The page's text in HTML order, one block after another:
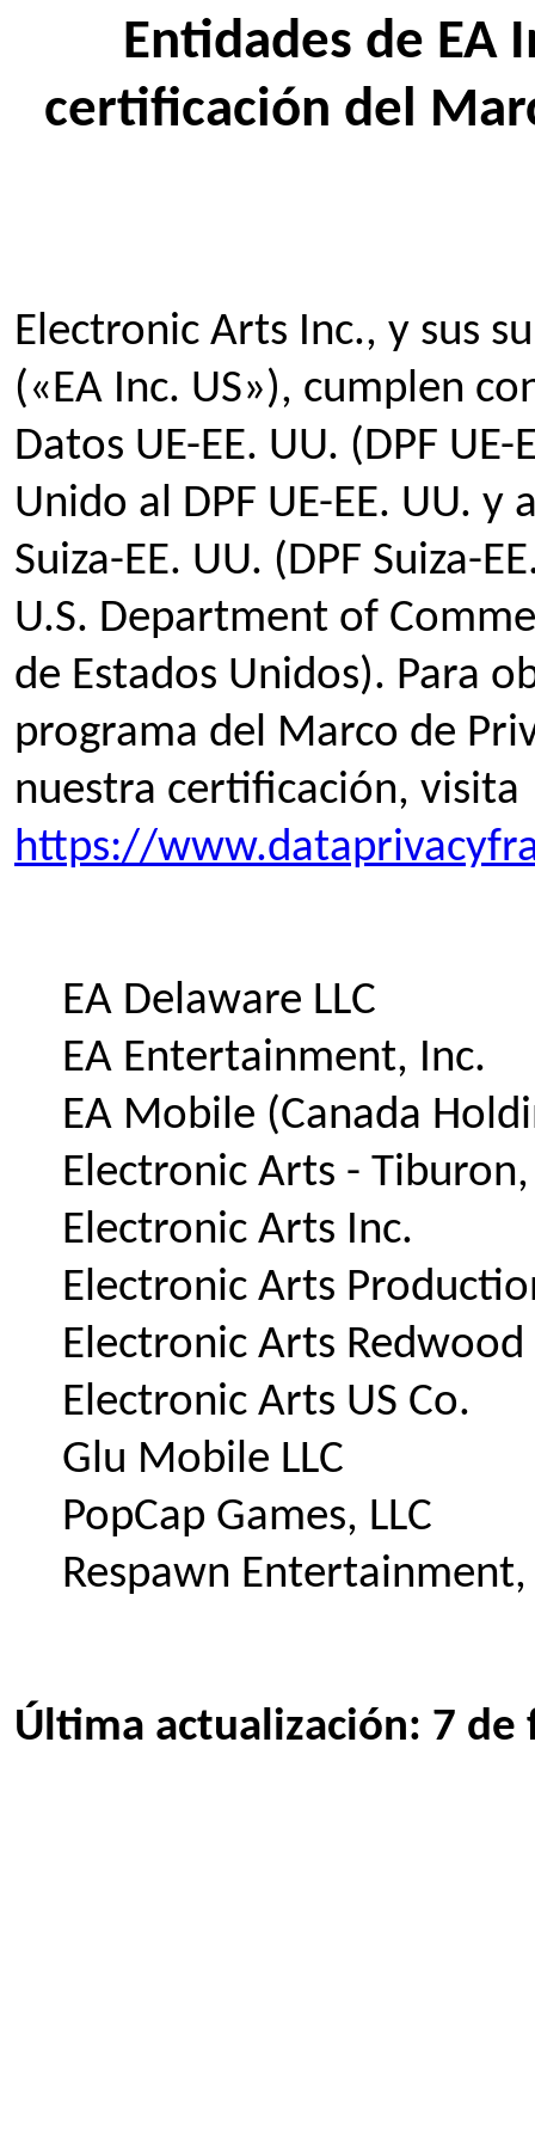
Entidades de EA
certificación del
Electronic Arts Inc., y sus
(«EA Inc. US»), cumplen
Datos UE-EE. UU. (DPF
Unido al DPF UE-EE. UU.
Suiza-EE. UU. (DPF Suiza-
U.S. Department of
de Estados Unidos). Para
programa del Marco de
nuestra certificación, visita
https://
EA Delaware LLC
EA Entertainment, Inc.
EA Mobile (Canada
Electronic Arts -
Electronic Arts Inc.
Electronic Arts
Electronic Arts Redwood
Electronic Arts US Co.
Glu Mobile LLC
PopCap Games, LLC
Respawn Entertainment,
Última actualización: 7 de